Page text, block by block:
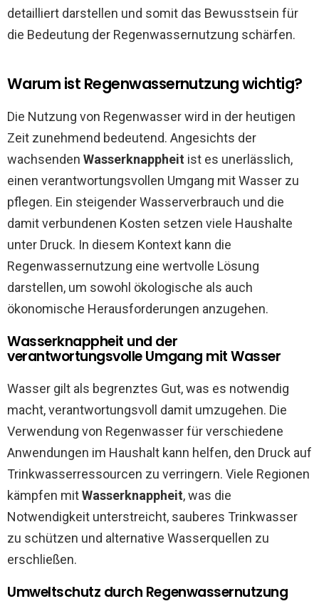
detailliert darstellen und somit das Bewusstsein für
die Bedeutung der Regenwassernutzung schärfen.
Warum ist Regenwassernutzung wichtig?
Die Nutzung von Regenwasser wird in der heutigen
Zeit zunehmend bedeutend. Angesichts der
wachsenden Wasserknappheit ist es unerlässlich,
einen verantwortungsvollen Umgang mit Wasser zu
pflegen. Ein steigender Wasserverbrauch und die
damit verbundenen Kosten setzen viele Haushalte
unter Druck. In diesem Kontext kann die
Regenwassernutzung eine wertvolle Lösung
darstellen, um sowohl ökologische als auch
ökonomische Herausforderungen anzugehen.
Wasserknappheit und der
verantwortungsvolle Umgang mit Wasser
Wasser gilt als begrenztes Gut, was es notwendig
macht, verantwortungsvoll damit umzugehen. Die
Verwendung von Regenwasser für verschiedene
Anwendungen im Haushalt kann helfen, den Druck auf
Trinkwasserressourcen zu verringern. Viele Regionen
kämpfen mitWasserknappheit, was die
Notwendigkeit unterstreicht, sauberes Trinkwasser
zu schützen und alternative Wasserquellen zu
erschließen.
Umweltschutz durch Regenwassernutzung